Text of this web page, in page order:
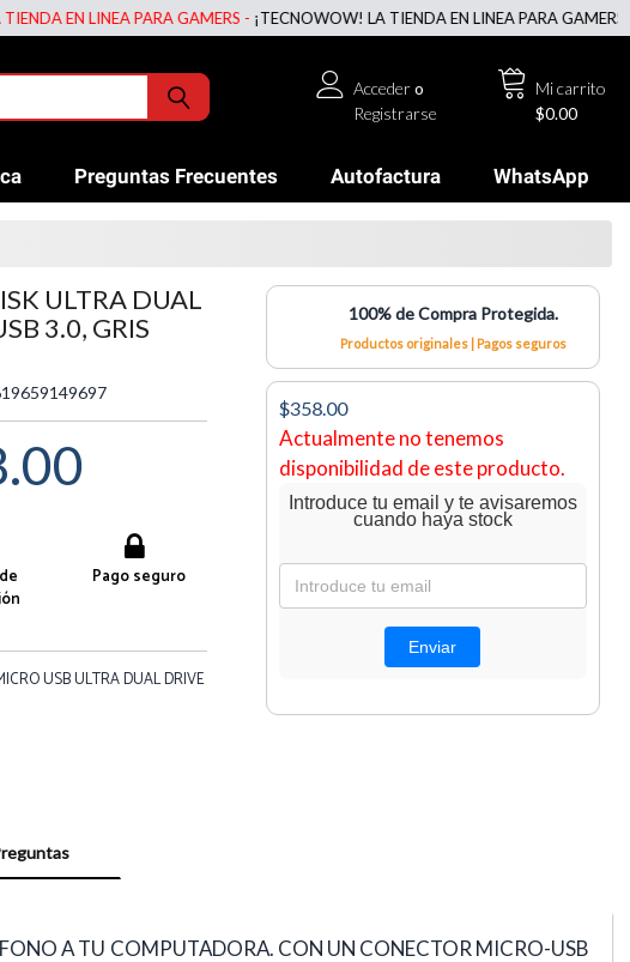
EN LINEA PARA GAMERS -¡TECNOWOW! LA TIENDA EN LINEA PARA GAMERS -
Mi carrito
$0.00
Accedero
Registrarse
Preguntas Frecuentes Autofactura WhatsApp
ULTRA DUAL
3.0, GRIS
Pago seguro
USB ULTRA DUAL DRIVE
100% de Compra Protegida.
Productos originales | Pagos seguros
$358.00
Actualmente no tenemos
disponibilidad de este producto.
Introduce tu email y te avisaremos
cuando haya stock
A TU COMPUTADORA. CON UN CONECTOR MICRO-USB